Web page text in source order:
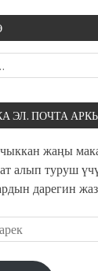
ЭЛ. ПОЧТА
жаңы
алып туруш
дарегин